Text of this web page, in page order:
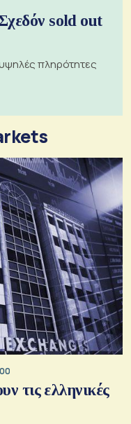
sold out
πληρότητες
τις ελληνικές